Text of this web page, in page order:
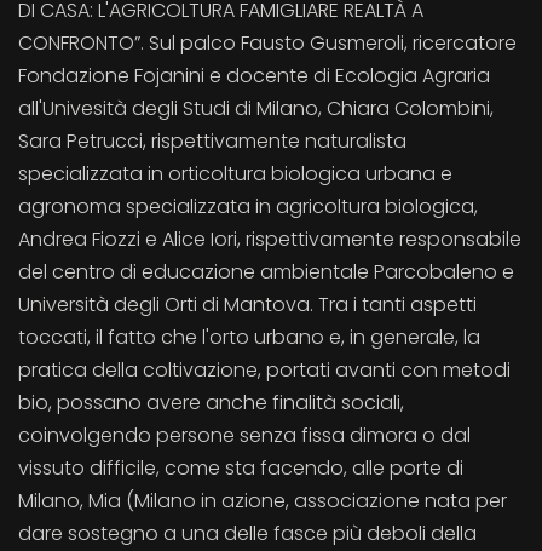
DI CASA: L'AGRICOLTURA FAMIGLIARE REALTÀ A
CONFRONTO”. Sul palco Fausto Gusmeroli, ricercatore
Fondazione Fojanini e docente di Ecologia Agraria
all'Univesità degli Studi di Milano, Chiara Colombini,
Sara Petrucci, rispettivamente naturalista
specializzata in orticoltura biologica urbana e
agronoma specializzata in agricoltura biologica,
Andrea Fiozzi e Alice Iori, rispettivamente responsabile
del centro di educazione ambientale Parcobaleno e
Università degli Orti di Mantova. Tra i tanti aspetti
toccati, il fatto che l'orto urbano e, in generale, la
pratica della coltivazione, portati avanti con metodi
bio, possano avere anche finalità sociali,
coinvolgendo persone senza fissa dimora o dal
vissuto difficile, come sta facendo, alle porte di
Milano, Mia (Milano in azione, associazione nata per
dare sostegno a una delle fasce più deboli della